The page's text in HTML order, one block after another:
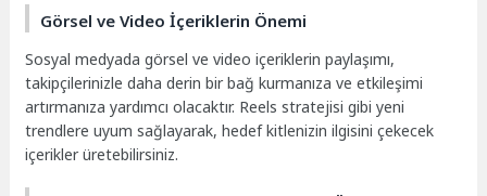
Görsel ve Video İçeriklerin Önemi
Sosyal medyada görsel ve video içeriklerin paylaşımı,
takipçilerinizle daha derin bir bağ kurmanıza ve etkileşimi
artırmanıza yardımcı olacaktır. Reels stratejisi gibi yeni
trendlere uyum sağlayarak, hedef kitlenizin ilgisini çekecek
içerikler üretebilirsiniz.